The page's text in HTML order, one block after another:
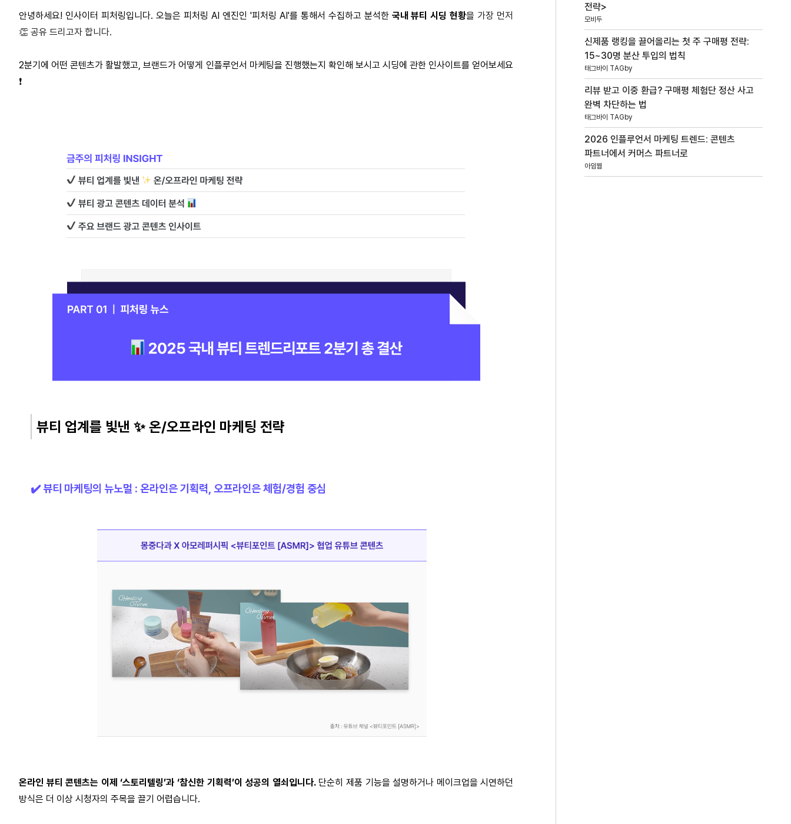
안녕하세요! 인사이터 피처링입니다. 오늘은 피처링 AI 엔진인 '피처링 AI'를 통해서 수집하고 분석한국내 뷰티 시딩 현황을 가장 먼저
👏 공유 드리고자 합니다.
2분기에 어떤 콘텐츠가 활발했고, 브랜드가 어떻게 인플루언서 마케팅을 진행했는지 확인해 보시고 시딩에 관한 인사이트를 얻어보세요
❗️
뷰티 업계를 빛낸 ✨ 온/오프라인 마케팅 전략
✔️ 뷰티 마케팅의 뉴노멀 : 온라인은 기획력, 오프라인은 체험/경험 중심
온라인 뷰티 콘텐츠는 이제 ‘스토리텔링’과 ‘참신한 기획력’이 성공의 열쇠입니다. 단순히 제품 기능을 설명하거나 메이크업을 시연하던
방식은 더 이상 시청자의 주목을 끌기 어렵습니다.
전략>
모비두
신제품 랭킹을 끌어올리는 첫 주 구매평 전략:
15~30명 분산 투입의 법칙
태그바이 TAGby
리뷰 받고 이중 환급? 구매평 체험단 정산 사고
완벽 차단하는 법
태그바이 TAGby
2026 인플루언서 마케팅 트렌드: 콘텐츠
파트너에서 커머스 파트너로
아임웹